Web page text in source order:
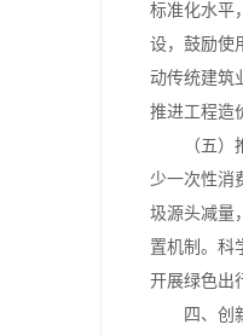
标准化水平
设，鼓励使
动传统建筑
推进工程造
（五）推
少一次性消
圾源头减量
置机制。科
开展绿色出
四、创